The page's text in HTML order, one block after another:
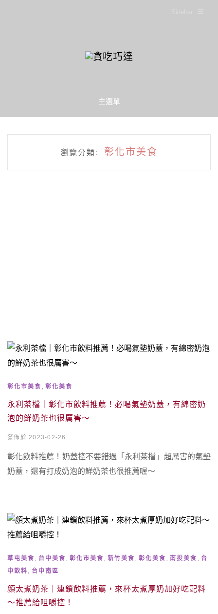
主選單
瀏覽分類: 彰化市美食
彰化市美食 彰化美食
永利茶檔｜彰化市飲料推薦！必喝氣墊奶蓋，有綿密奶
泡的鮮奶茶也很厲害～
發佈於 2023-02-26
彰化飲料推薦！奶蓋控不要錯過「永利茶檔」超厲害的氣墊
奶蓋，還有打成奶泡的鮮奶茶也很推薦喔～
草屯美食 台中美食 彰化市美食 新竹美食 彰化美食 南投美食
台
中飲料
台中南區
顏太煮奶茶｜連鎖飲料推薦，來杯太煮厚奶加好吃配料
～推薦給咀嚼控！